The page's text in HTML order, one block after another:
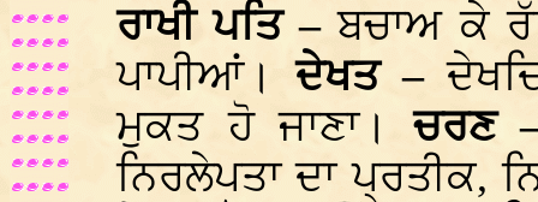
ਰਾਖੀ ਪਤਿ –ਬਚਾਅ ਕੇ
ਪਾਪੀਆਂ।ਦੇਖਤ –
ਮੁਕਤ ਹੋ ਜਾਣਾ।ਚਰਣ
ਨਿਰਲੇਪਤਾ ਦਾ ਪ੍ਰਤੀਕ,